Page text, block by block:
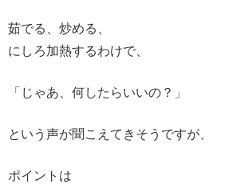
茹でる、炒める、
にしろ加熱するわけで、
「じゃあ、何したらいいの？」
という声が聞こえてきそうですが、
ポイントは